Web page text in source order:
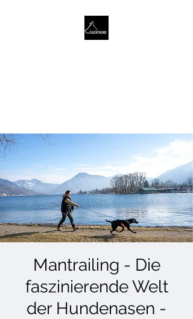
Mantrailing - Die
faszinierende Welt
der Hundenasen -